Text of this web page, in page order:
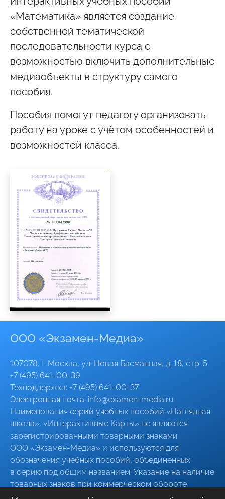
«Математика» является создание
собственной тематической
последовательности курса с
возможностью включить дополнительные
медиаобъекты в структуру самого
пособия.
Пособия помогут педагогу организовать
работу на уроке с учётом особенностей и
возможностей класса.
ООО «Экзамен-Медиа»
107078, г. Москва, ул. Новая Басманная, д. 18, стр. 5
+7 (495) 641-00-39
Техподдержка: +7 (495) 641-00-37
Электронная почта: info@examen-media.ru
Наименования серий учебных пособий «Наглядная
школа», «Интерактивные Карты» не являются
зарегистрированными товарными знаками
ООО «Экзамен-Медиа» и используются для
обозначения учебных пособий, объединенных
в серию под общим названием. Указание на наличие
товарных знаков при коммерческом обороте
указанных серий пособий, в том числе при